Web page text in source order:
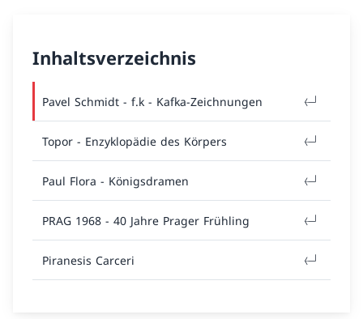
Inhaltsverzeichnis
Pavel Schmidt - f.k - Kafka-Zeichnungen
Topor - Enzyklopädie des Körpers
Paul Flora - Königsdramen
PRAG 1968 - 40 Jahre Prager Frühling
Piranesis Carceri